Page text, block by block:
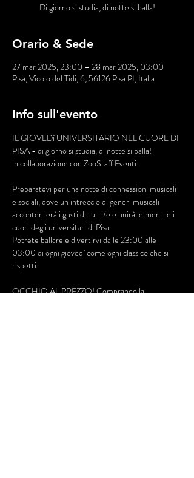
Di giorno si studia, di notte si balla!
Orario & Sede
27 mar 2025, 23:00 – 28 mar 2025, 03:00
Pisa, Vicolo del Tidi, 6, 56126 Pisa PI, Italia
Info sull'evento
IL GIOVEDì UNIVERSITARIO NEL CUORE DI
PISA - di giorno si studia, di notte si balla!
in collaborazione con ZooStaff Eventi.
Preparatevi per una notte di connessioni musicali
e sociali, dove un intreccio di generi musicali
accontenterà i gusti di tutti/e e unirà le menti e i
cuori degli universitari di Pisa.
Potrete ballare e divertirvi dalle 23:00 alle
03:00 di ogni giovedì come ogni classico che si
rispetti.
OCCHIO AL PREZZO! Comprando la